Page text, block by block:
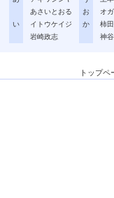
あさいとおる
い
イトウケイジ
岩崎政志
お
オ
か
柿
神
トップペ